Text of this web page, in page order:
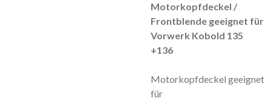
Motorkopfdeckel /
Frontblende geeignet für
Vorwerk Kobold 135
+136
Motorkopfdeckel geeignet
für